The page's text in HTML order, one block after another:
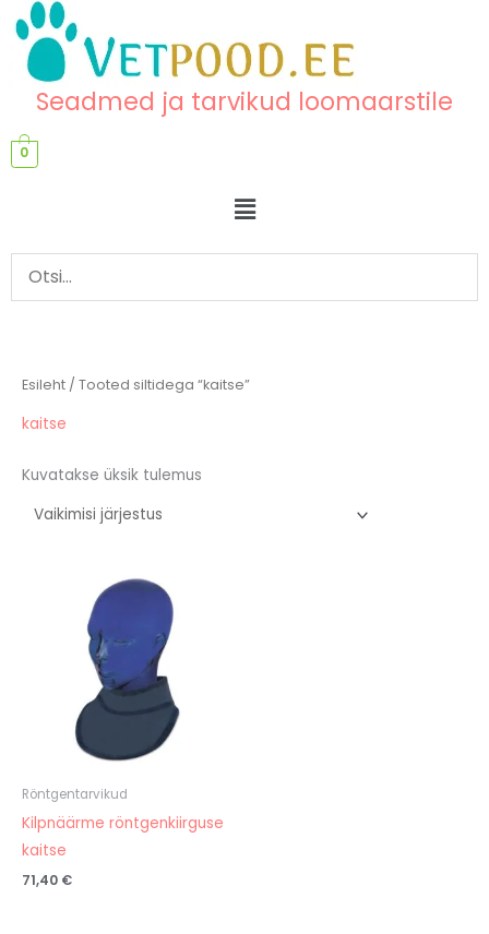
content
content
Seadmed ja tarvikud loomaarstile
0
Menu
Esileht / Tooted siltidega “kaitse”
kaitse
Kuvatakse üksik tulemus
Röntgentarvikud
Kilpnäärme röntgenkiirguse
kaitse
71,40 €